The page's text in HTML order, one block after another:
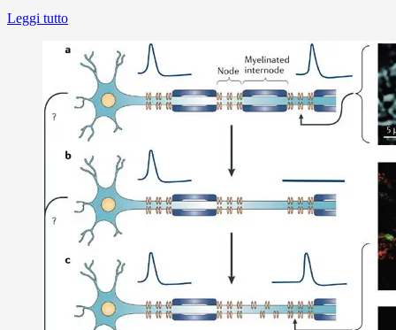
Leggi tutto